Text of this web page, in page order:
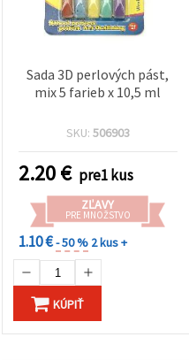
Sada 3D perlových pást,
mix 5 farieb x 10,5 ml
SKU: 506903
2.20€ pre1 kus
ZĽAVY
PRE MNOŽSTVO
1.10 €- 50 % 2 kus +
KÚPIŤ